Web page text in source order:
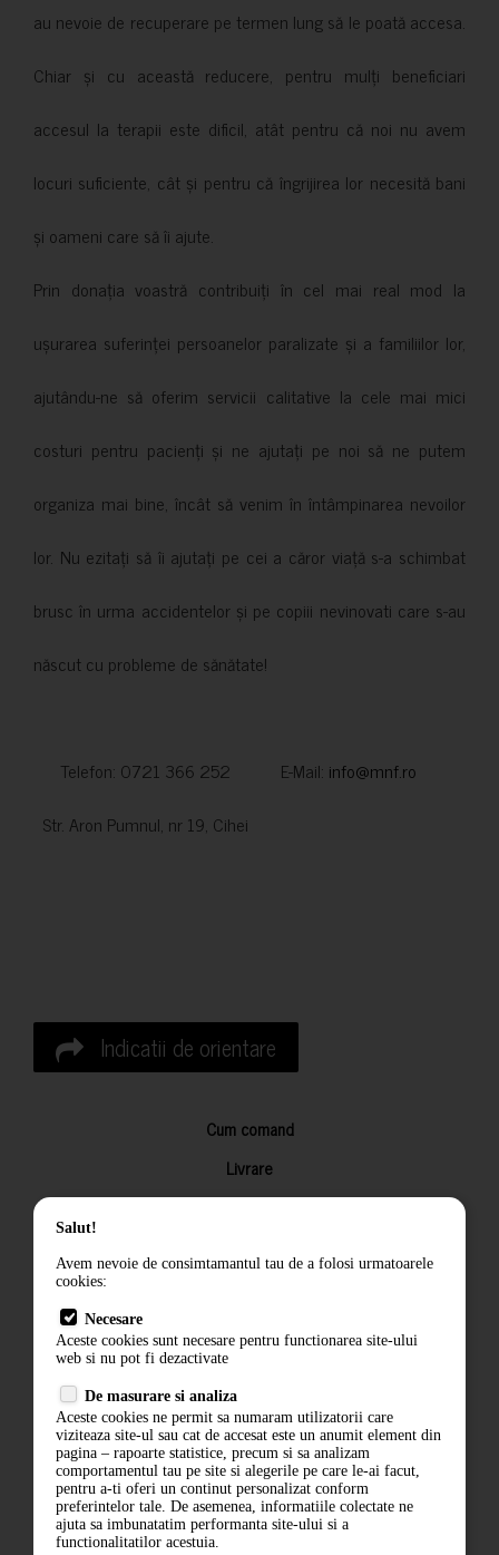
au nevoie de recuperare pe termen lung să le poată accesa.
Chiar și cu această reducere, pentru mulți beneficiari
accesul la terapii este dificil, atât pentru că noi nu avem
locuri suficiente, cât și pentru că îngrijirea lor necesită bani
și oameni care să îi ajute.
Prin donația voastră contribuiți în cel mai real mod la
ușurarea suferinței persoanelor paralizate și a familiilor lor,
ajutându-ne să oferim servicii calitative la cele mai mici
costuri pentru pacienți și ne ajutați pe noi să ne putem
organiza mai bine, încât să venim în întâmpinarea nevoilor
lor. Nu ezitați să îi ajutați pe cei a căror viață s-a schimbat
brusc în urma accidentelor și pe copiii nevinovati care s-au
născut cu probleme de sănătate!
Telefon: 0721 366 252 E-Mail: info@mnf.ro
Str. Aron Pumnul, nr 19, Cihei
Indicatii de orientare
Cum comand
Livrare
Returnarea produselor
Termeni si conditii
Politica de confidentialitate
ANPC
Salut!
Avem nevoie de consimtamantul tau de a folosi urmatoarele
cookies:
Necesare
Aceste cookies sunt necesare pentru functionarea site-ului
web si nu pot fi dezactivate
De masurare si analiza
Aceste cookies ne permit sa numaram utilizatorii care
viziteaza site-ul sau cat de accesat este un anumit element din
pagina – rapoarte statistice, precum si sa analizam
comportamentul tau pe site si alegerile pe care le-ai facut,
pentru a-ti oferi un continut personalizat conform
preferintelor tale. De asemenea, informatiile colectate ne
ajuta sa imbunatatim performanta site-ului si a
functionalitatilor acestuia.